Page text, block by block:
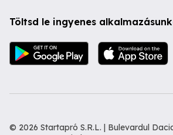
Töltsd le ingyenes
© 2026 Startapró S.R.L. | Bulevardul